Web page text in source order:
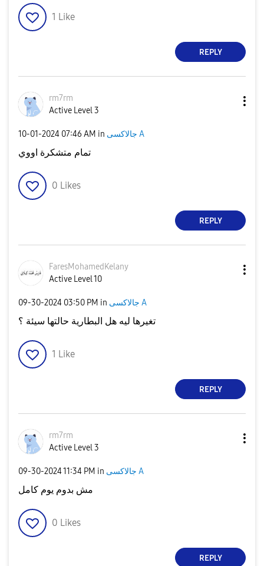
1 Like
REPLY
rm7rm
Active Level 3
‎10-01-2024 07:46 AM in جالاكسى A
تمام متشكرة اووي
0 Likes
REPLY
FaresMohamedKelany
Active Level 10
‎09-30-2024 03:50 PM in جالاكسى A
تغيرها ليه هل البطارية حالتها سيئة ؟
1 Like
REPLY
rm7rm
Active Level 3
‎09-30-202411:34 PM in جالاكسى A
مش بدوم يوم كامل
0 Likes
REPLY